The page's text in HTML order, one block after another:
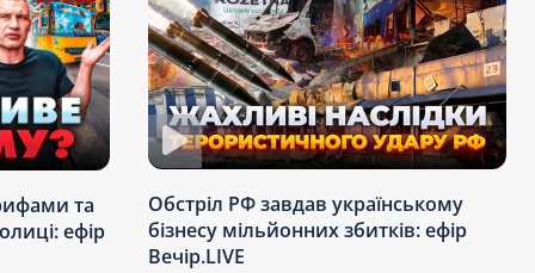
та
ефір
Обстріл РФ завдав українському
бізнесу мільйонних збитків: ефір
Вечір.LIVE